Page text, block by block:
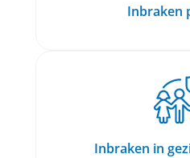
Inbraken
Inbraken in